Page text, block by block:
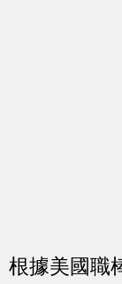
根據美國職